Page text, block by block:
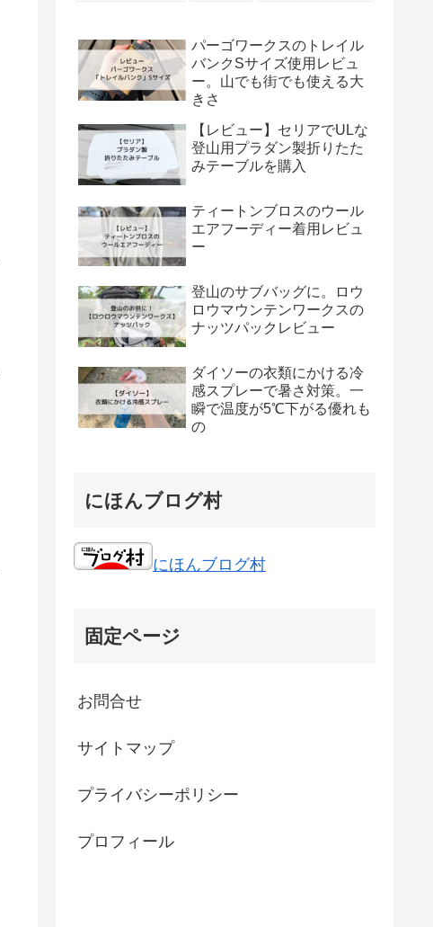
パーゴワークスのトレイル
バンクSサイズ使用レビュ
ー。山でも街でも使える大
きさ
【レビュー】セリアでULな
登山用プラダン製折りたた
みテーブルを購入
ティートンブロスのウール
エアフーディー着用レビュ
ー
登山のサブバッグに。ロウ
ロウマウンテンワークスの
ナッツパックレビュー
ダイソーの衣類にかける冷
感スプレーで暑さ対策。一
瞬で温度が5℃下がる優れも
の
にほんブログ村
にほんブログ村
固定ページ
お問合せ
サイトマップ
プライバシーポリシー
プロフィール